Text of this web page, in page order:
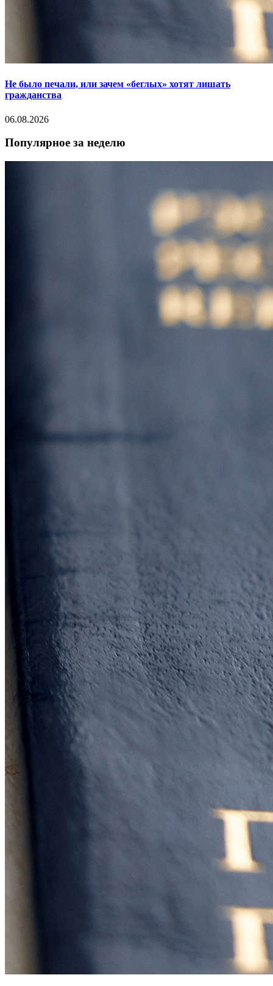
Не было печали, или зачем «беглых» хотят лишать
гражданства
06.08.2026
Популярное за неделю